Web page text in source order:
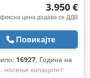
3.950 €
фиксна цена додава се ДДВ
Повикајте
16927, Година на
, носење капацитет: